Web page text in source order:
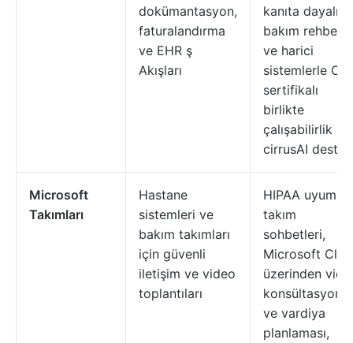
dokümantasyon,
faturalandırma
ve EHR ş
Akışları
kanıta dayalı
bakım
ve harici
sistemlerle
sertifikalı
birlikte
çalışabilirlik
cirrusAI
Microsoft
Takımları
Hastane
sistemleri ve
bakım takımları
için güvenli
iletişim ve video
toplantıları
HIPAA uyumlu
takım
sohbetleri,
Microsoft
üzerinden
ve vardiya
planlaması,